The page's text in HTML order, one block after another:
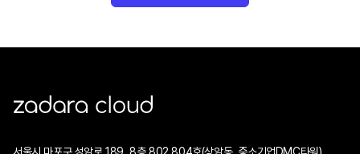
ZADARA CLOUD